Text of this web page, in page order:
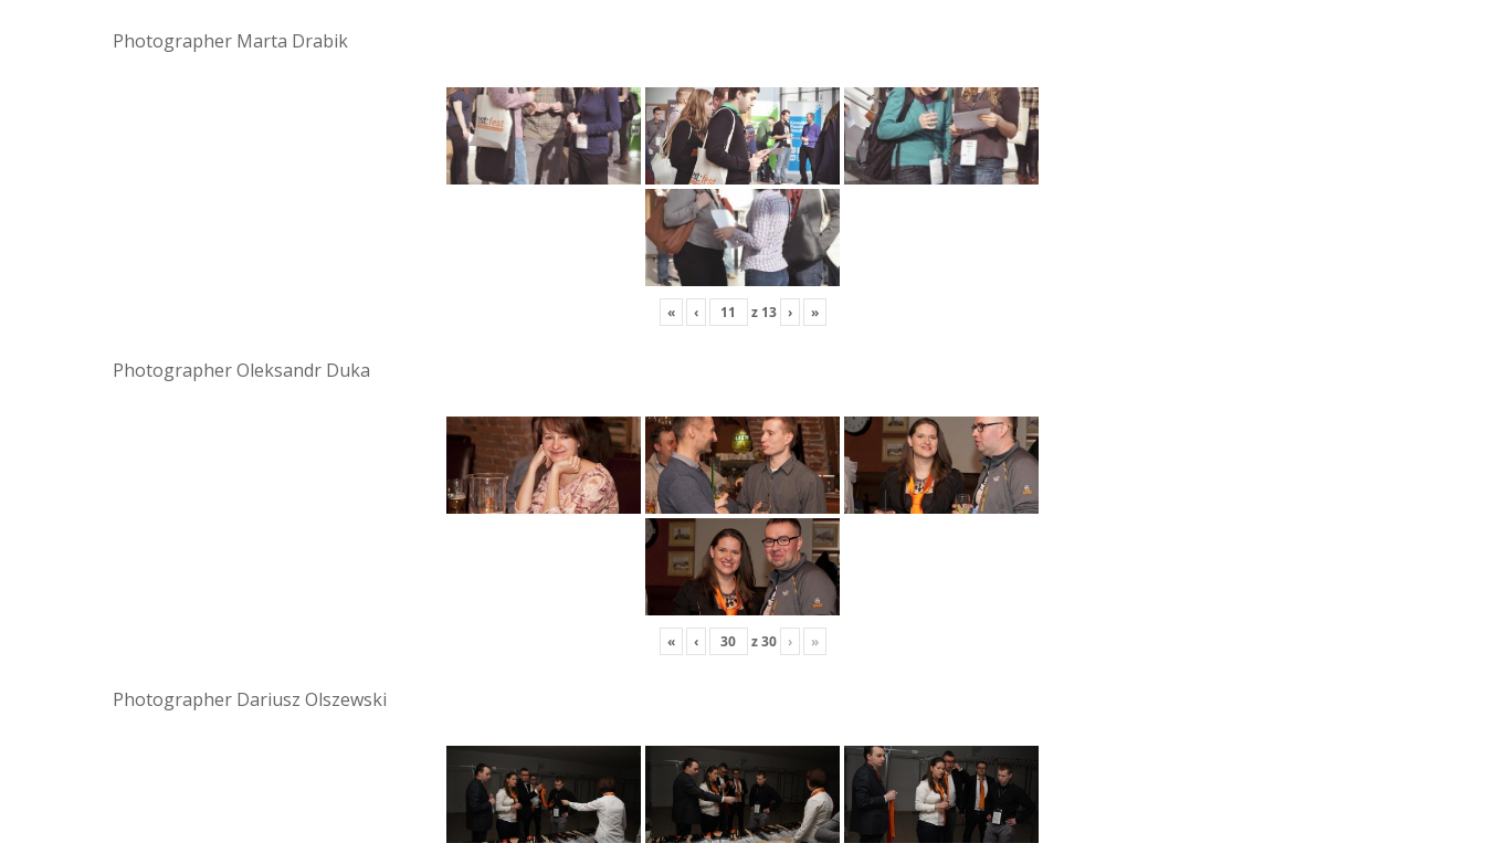
Photographer Marta Drabik
« ‹ z 13 › »
Photographer Oleksandr Duka
« ‹ z30 › »
Photographer Dariusz Olszewski